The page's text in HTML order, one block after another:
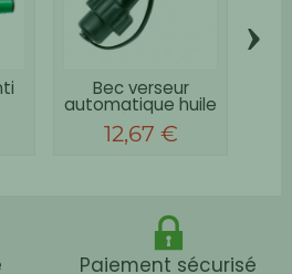
Bec verseur
automatique huile
chaîne STIHL
12,67 €
›
Paiement sécurisé